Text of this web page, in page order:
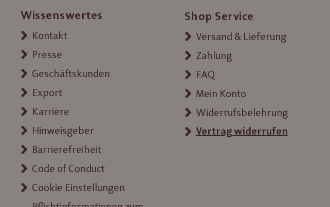
Wissenswertes
Kontakt
Presse
Geschäftskunden
Export
Karriere
Hinweisgeber
Barrierefreiheit
Code of Conduct
Cookie Einstellungen
Shop Service
Versand & Lieferung
Zahlung
FAQ
Mein Konto
Widerrufsbelehrung
Vertrag widerrufen